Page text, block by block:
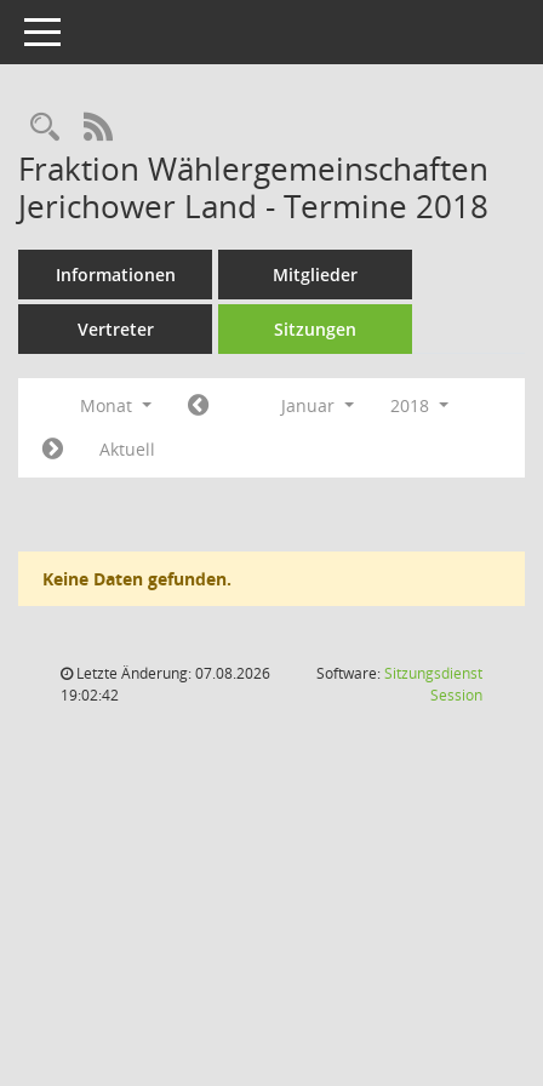
Toggle navigation
Rechercheauswahl
RSS-Feed
Fraktion Wählergemeinschaften
Jerichower Land - Termine 2018
Informationen Mitglieder
Vertreter Sitzungen
Monat Januar
2018
Aktuell
Keine Daten gefunden.
Letzte Änderung: 07.08.2026
19:02:42
Software:Sitzungsdienst
Session(Wird in